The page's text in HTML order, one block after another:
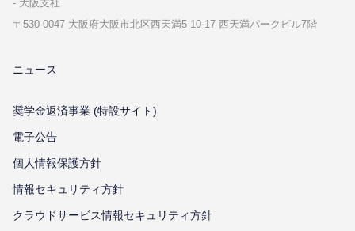
⼤阪⽀社
〒530-0047 ⼤阪府⼤阪市北区⻄天満5-10-17 ⻄天満パークビル7階
ニュース
奨学金返済事業 (特設サイト)
電子公告
個⼈情報保護⽅針
情報セキュリティ⽅針
クラウドサービス情報セキュリティ方針